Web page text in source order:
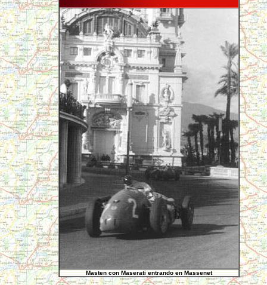
Masten con Maserati entrando en Massenet